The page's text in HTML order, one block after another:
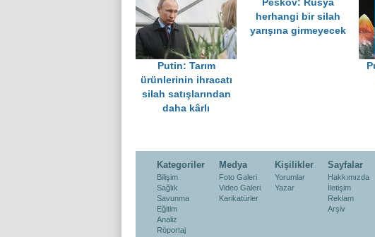
Putin: Tarım
ürünlerinin ihracatı
silah satışlarından
daha kârlı
Peskov: Rusya
herhangi bir silah
yarışına girmeyecek
Kategoriler
Bilişim
Sağlık
Savunma
Eğitim
Analiz
Röportaj
Medya
Foto Galeri
Video Galeri
Karikatürler
Kişilikler
Yorumlar
Yazar
Sayfalar
Hakkımızda
İletişim
Reklam
Arşiv